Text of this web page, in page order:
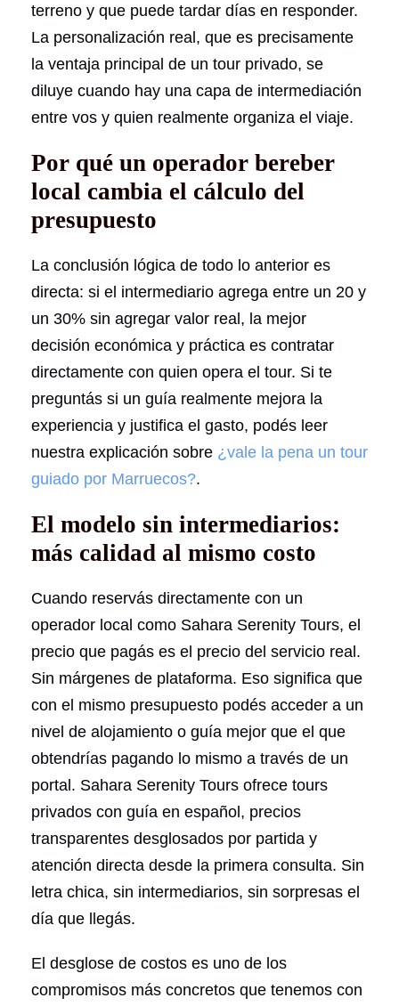
terreno y que puede tardar días en responder.
La personalización real, que es precisamente
la ventaja principal de un tour privado, se
diluye cuando hay una capa de intermediación
entre vos y quien realmente organiza el viaje.
Por qué un operador bereber
local cambia el cálculo del
presupuesto
La conclusión lógica de todo lo anterior es
directa: si el intermediario agrega entre un 20 y
un 30% sin agregar valor real, la mejor
decisión económica y práctica es contratar
directamente con quien opera el tour. Si te
preguntás si un guía realmente mejora la
experiencia y justifica el gasto, podés leer
nuestra explicación sobre ¿vale la pena un tour
guiado por Marruecos?.
El modelo sin intermediarios:
más calidad al mismo costo
Cuando reservás directamente con un
operador local como Sahara Serenity Tours, el
precio que pagás es el precio del servicio real.
Sin márgenes de plataforma. Eso significa que
con el mismo presupuesto podés acceder a un
nivel de alojamiento o guía mejor que el que
obtendrías pagando lo mismo a través de un
portal. Sahara Serenity Tours ofrece tours
privados con guía en español, precios
transparentes desglosados por partida y
atención directa desde la primera consulta. Sin
letra chica, sin intermediarios, sin sorpresas el
día que llegás.
El desglose de costos es uno de los
compromisos más concretos que tenemos con